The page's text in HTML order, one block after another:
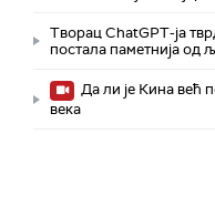
Творац ChatGPT-ја
постала паметнија од
Да ли је Кина већ
века